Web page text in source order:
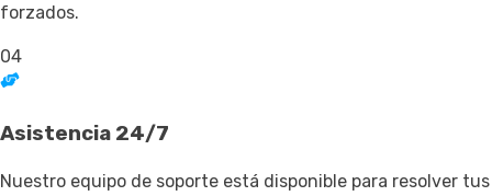
forzados.
04
Asistencia 24/7
Nuestro equipo de soporte está disponible para resolver tus